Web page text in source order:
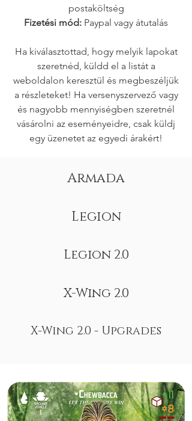
postaköltség
Fizetési mód: Paypal vagy átutalás
Ha kiválasztottad, hogy melyik lapokat
szeretnéd, küldd el a listát a
weboldalon keresztül és megbeszéljük
a részleteket! Ha versenyszervező vagy
és nagyobb mennyiségben szeretnél
vásárolni az eseményeidre, csak küldj
egy üzenetet az egyedi árakért!
Armada
Legion
Legion 2.0
X-Wing 2.0
X-Wing 2.0 - Upgrades